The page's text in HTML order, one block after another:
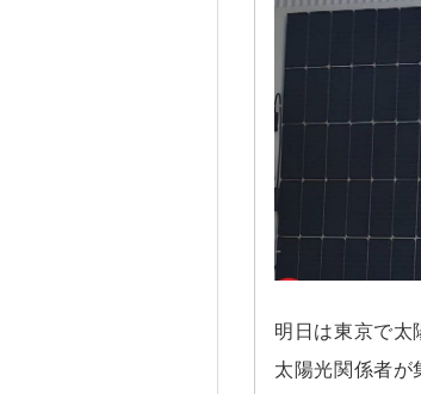
明日は東京で太
太陽光関係者が